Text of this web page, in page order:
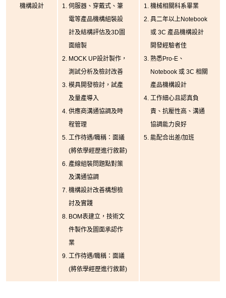
機構設計
伺服器、穿戴式、筆
電等產品機構組裝設
計及結構評估及3D圖
面繪製
MOCK UP設計製作，
測試分析及檢討改善
模具開發檢討，試產
及量產導入
供應商溝通協調及時
程管理
工作待遇/職稱：面議
(將依學經歷進行敘薪)
產線組裝問題點對策
及溝通協調
機構設計改善構想檢
討及實踐
BOM表建立，技術文
件製作及圖面承認作
業
工作待遇/職稱：面議
(將依學經歷進行敘薪)
機械相關科系畢業
具二年以上Notebook
或 3C 產品機構設計
開發經驗者佳
熟悉Pro-E、
Notebook 或 3C 相關
產品機構設計
工作細心且認真負
責、抗壓性高、溝通
協調能力良好
能配合出差/加班